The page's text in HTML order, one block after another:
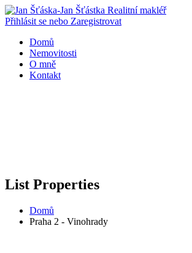
Přihlásit se nebo Zaregistrovat
Domů
Nemovitosti
O mně
Kontakt
List Properties
Domů
Praha 2 - Vinohrady